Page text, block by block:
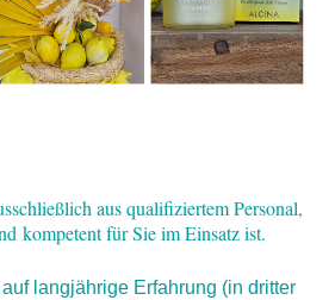
aus qualifiziertem Personal,
kompetent für Sie im Einsatz ist.
auf langjährige Erfahrung (in dritter